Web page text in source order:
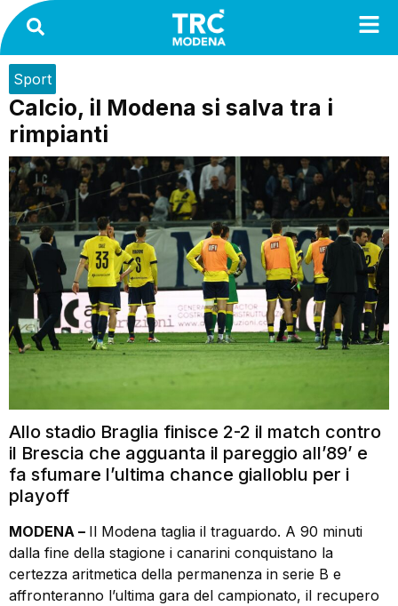
Sport
Calcio, il Modena si salva tra i
rimpianti
Allo stadio Braglia finisce 2-2 il match contro
il Brescia che agguanta il pareggio all’89’ e
fa sfumare l’ultima chance gialloblu per i
playoff
MODENA – Il Modena taglia il traguardo. A 90 minuti
dalla fine della stagione i canarini conquistano la
certezza aritmetica della permanenza in serie B e
affronteranno l’ultima gara del campionato, il recupero